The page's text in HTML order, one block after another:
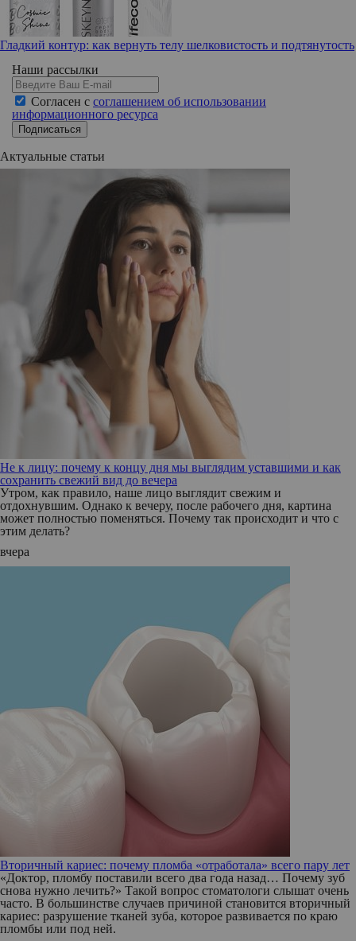
Гладкий контур: как вернуть телу шелковистость и подтянутость
Наши рассылки
Согласен с соглашением об использовании
информационного ресурса
Подписаться
Актуальные статьи
Не к лицу: почему к концу дня мы выглядим уставшими и как
сохранить свежий вид до вечера
Утром, как правило, наше лицо выглядит свежим и
отдохнувшим. Однако к вечеру, после рабочего дня, картина
может полностью поменяться. Почему так происходит и что с
этим делать?
вчера
Вторичный кариес: почему пломба «отработала» всего пару лет
«Доктор, пломбу поставили всего два года назад… Почему зуб
снова нужно лечить?» Такой вопрос стоматологи слышат очень
часто. В большинстве случаев причиной становится вторичный
кариес: разрушение тканей зуба, которое развивается по краю
пломбы или под ней.